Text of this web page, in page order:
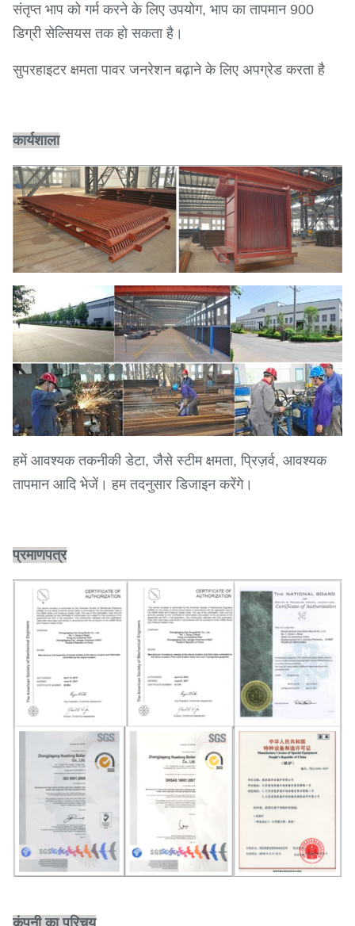
संतृप्त भाप को गर्म करने के लिए उपयोग, भाप का तापमान 900
डिग्री सेल्सियस तक हो सकता है।
सुपरहाइटर क्षमता पावर जनरेशन बढ़ाने के लिए अपग्रेड करता है
कार्यशाला
हमें आवश्यक तकनीकी डेटा, जैसे स्टीम क्षमता, प्रिज़र्व, आवश्यक
तापमान आदि भेजें। हम तदनुसार डिजाइन करेंगे।
प्रमाणपत्र
कंपनी का परिचय